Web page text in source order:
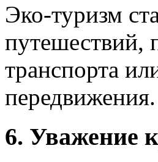
Эко-туризм
путешествий,
транспорта
передвижения.
6. Уважение